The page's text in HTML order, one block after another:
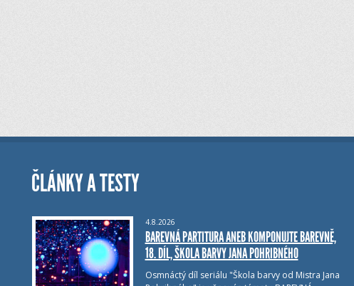
ČLÁNKY A TESTY
4.8.2026
BAREVNÁ PARTITURA ANEB KOMPONUJTE BAREVNĚ,
18. DÍL, ŠKOLA BARVY JANA POHRIBNÉHO
Osmnáctý díl seriálu "Škola barvy od Mistra Jana